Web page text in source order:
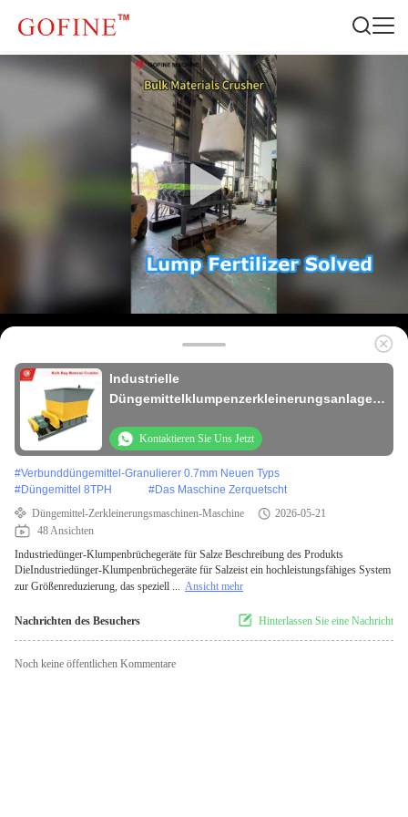
Industrielle
Düngemittelklumpenzerkleinerungsanlage
Kontaktieren Sie Uns Jetzt
#Verbunddüngemittel-Granulierer 0.7mm Neuen Typs
#Düngemittel 8TPH #Das Maschine Zerquetscht
Düngemittel-Zerkleinerungsmaschinen-Maschine
2026-05-21
48 Ansichten
Industriedünger-Klumpenbrüchegeräte für Salze Beschreibung des Produkts
DieIndustriedünger-Klumpenbrüchegeräte für Salzeist ein hochleistungsfähiges System
zur Größenreduzierung, das speziell ... Ansicht mehr
Nachrichten des Besuchers Hinterlassen Sie eine Nachricht
Noch keine öffentlichen Kommentare